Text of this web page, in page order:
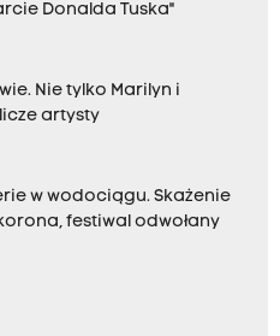
Donalda Tuska"
Nie tylko Marilyn i
artysty
w wodociągu. Skażenie
festiwal odwołany